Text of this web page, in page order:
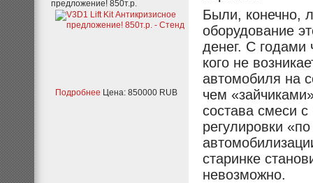
предложение! 850т.р.
Подробнее Цена: 850000 RUB
Были, конечно,
оборудование
денег. С годами
кого не
автомобиля на
чем
состава смеси с
регулировки
старинке
невозможно.